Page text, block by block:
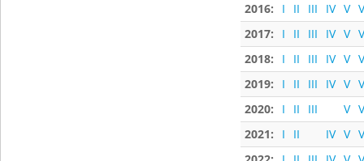
2016:
I II III IV V
2017:
I II III IV V
2018:
I II III IV V
2019:
I II III IV V
2020:
I II III V
2021:
I II IV V